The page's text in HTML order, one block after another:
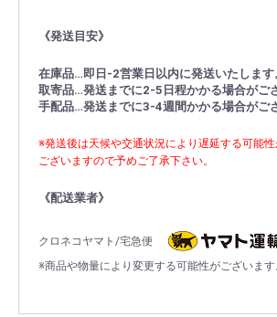
《発送目安》
在庫品…即日-2営業日以内に発送いたします
取寄品…発送までに2-5日程かかる場合がご
手配品…発送までに3-4週間かかる場合がご
※発送後は天候や交通状況により遅延する可能性
ございますので予めご了承下さい。
《配送業者》
クロネコヤマト/宅急便
※商品や物量により変更する可能性がございます